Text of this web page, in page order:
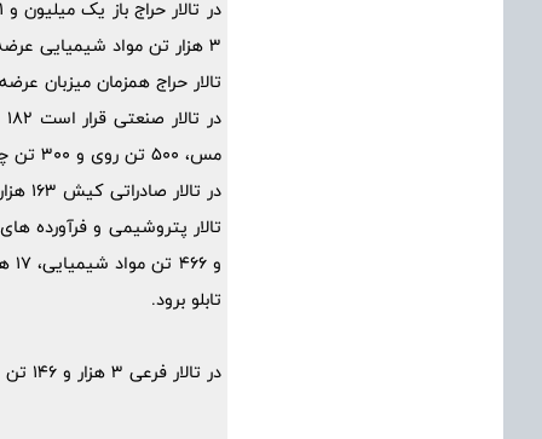
3 هزار تن مواد شیمیایی عرضه می شود.
تالار حراج همزمان میزبان عرضه 902 هزار و 639 تن سیمان
مس، 500 تن روی و 300 تن چدن عرضه شود.
در تالار صادراتی کیش 163 هزار و 400 تن محصول شامل 100 هزار تن تختال و 63 هزار و 400 تن قیر آماده معامله است.
تابلو برود.
در تالار فرعی 3 هزار و 146 تن محصول شامل فولاد، ضایعات، مواد شیمیایی و پلیمری عرضه می شود.